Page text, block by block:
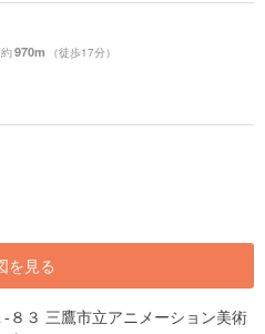
970m （徒歩17分）
を見る
８３ 三鷹市立アニメーション美術